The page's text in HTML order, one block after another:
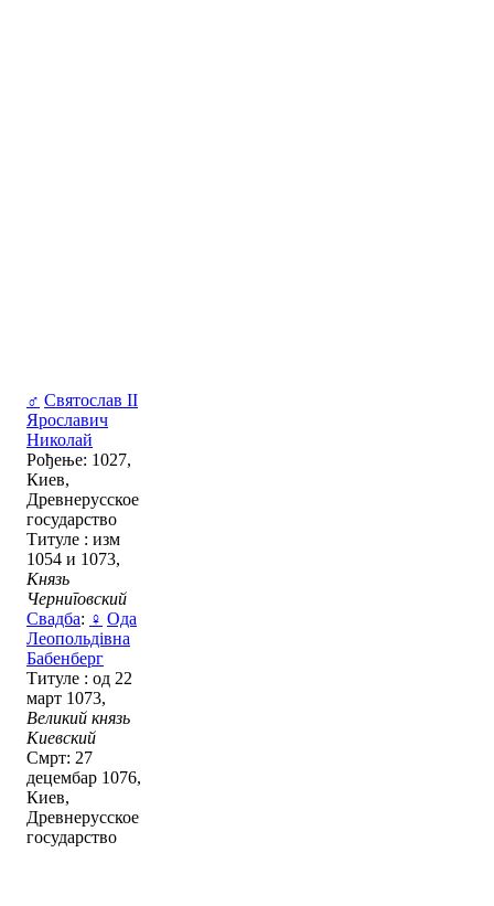
♂ Святослав II
Ярославич
Николай
Рођење: 1027,
Киев,
Древнерусское
государство
Титуле : изм
1054 и 1073,
Князь
Черниговский
Свадба: ♀ Ода
Леопольдівна
Бабенберг
Титуле : од 22
март 1073,
Великий князь
Киевский
Смрт: 27
децембар 1076,
Киев,
Древнерусское
государство